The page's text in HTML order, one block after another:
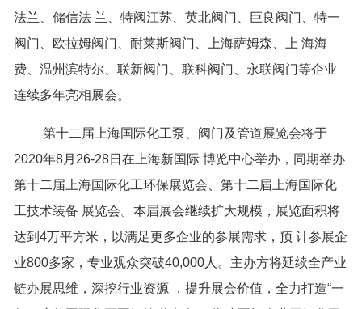
法兰、储信法 兰、特阀江苏、英北阀门、巨良阀门、特一
阀门、欧拉姆阀门、耐莱斯阀门、上海萨姆森、上 海海
费、温州滨特尔、联新阀门、联科阀门、永联阀门等企业
连续多年亮相展会。
第十二届上海国际化工泵、阀门及管道展览会将于
2020年8月26-28日在上海新国际 博览中心举办，同期举办
第十二届上海国际化工环保展览会、第十二届上海国际化
工技术装备 展览会。本届展会继续扩大规模，展览面积将
达到4万平方米，以满足更多企业的参展需求，预 计参展企
业800多家，专业观众突破40,000人。主办方将延续全产业
链办展思维，深挖行业资源 ，提升展会价值，全力打造“一